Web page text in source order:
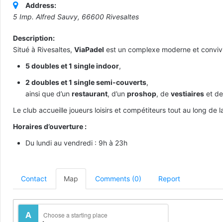
Address:
5 Imp. Alfred Sauvy, 66600 Rivesaltes
Description:
Situé à Rivesaltes, ViaPadel est un complexe moderne et
5 doubles et 1 single indoor,
2 doubles et 1 single semi-couverts,
ainsi que d’un restaurant, d’un proshop, de vestiaires et
Le club accueille joueurs loisirs et compétiteurs tout au long de
Horaires d’ouverture :
Du lundi au vendredi : 9h à 23h
Contact Map Comments (0) Report